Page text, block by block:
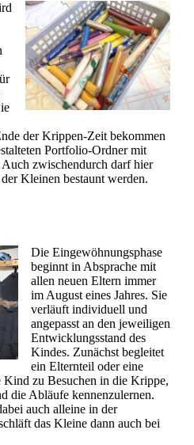
der Krippen-Zeit bekommen
Portfolio-Ordner mit
zwischendurch darf hier
Kleinen bestaunt werden.
Die Eingewöhnungsphase
beginnt in Absprache mit
allen neuen Eltern immer
im August eines Jahres. Sie
verläuft individuell und
angepasst an den jeweiligen
Entwicklungsstand des
Kindes. Zunächst begleitet
ein Elternteil oder eine
Kind zu Besuchen in die Krippe,
die Abläufe kennenzulernen.
auch alleine in der
das Kleine dann auch bei